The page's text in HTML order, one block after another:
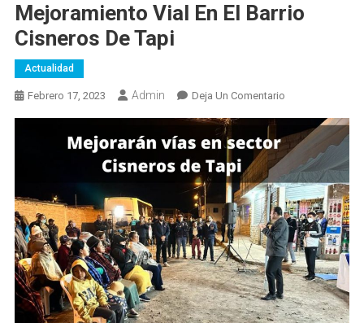
Mejoramiento Vial En El Barrio
Cisneros De Tapi
Actualidad
Febrero 17, 2023 Admin Deja Un ComentarioEn
Vial
En
El
Barrio
Cisneros
De
Tapi